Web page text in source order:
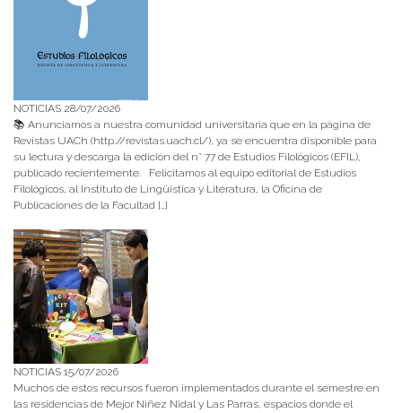
NOTICIAS 28/07/2026
📚 Anunciamos a nuestra comunidad universitaria que en la página de
Revistas UACh (http://revistas.uach.cl/), ya se encuentra disponible para
su lectura y descarga la edición del n° 77 de Estudios Filológicos (EFIL),
publicado recientemente. Felicitamos al equipo editorial de Estudios
Filológicos, al Instituto de Lingüística y Literatura, la Oficina de
Publicaciones de la Facultad […]
NOTICIAS 15/07/2026
Muchos de estos recursos fueron implementados durante el semestre en
las residencias de Mejor Niñez Nidal y Las Parras, espacios donde el